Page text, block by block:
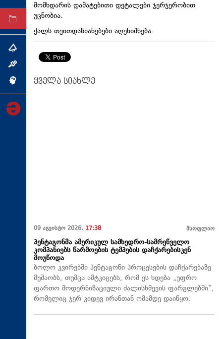
არქივი
ინქვიზიცია
მომხდარის დამატებითი დეტალები ჯერჯერობით
უცნობია.
ქალს თვითდაზიანებები აღენიშნება.
ყველა სიახლე
09 აგვისტო 2026, 17:38 მსოფლიო
პენტაგონმა ამერიკულ სამხედრო-სამრეწველო
კომპანიებს წარმოების ტემპების დაჩქარებისკენ
მოუწოდა
ბოლო კვირებში პენტაგონი პროცესების დაჩქარებაზე
მუშაობს, თუმცა ამტკიცებს, რომ ეს ხდება „უფრო
ფართო მოდერნიზაციული ძალისხმევის ფარგლებში“,
რომელიც ჯერ კიდევ ირანთან ომამდე დაიწყო.